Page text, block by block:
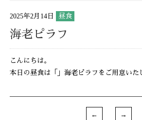
2025年2月14日 昼食
海老ピラフ
こんにちは。
本日の昼食は「」海老ピラフをご用意いた